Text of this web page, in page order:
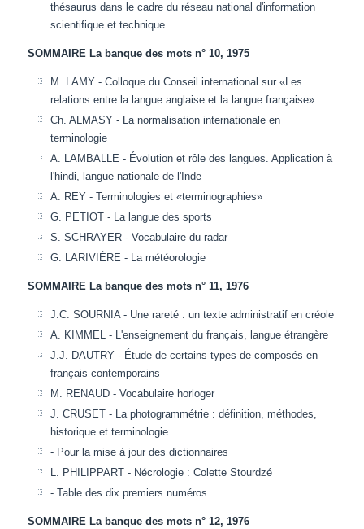
thésaurus dans le cadre du réseau national d'information
scientifique et technique
SOMMAIRE La banque des mots n° 10, 1975
M. LAMY - Colloque du Conseil international sur «Les
relations entre la langue anglaise et la langue française»
Ch. ALMASY - La normalisation internationale en
terminologie
A. LAMBALLE - Évolution et rôle des langues. Application à
l'hindi, langue nationale de l'Inde
A. REY - Terminologies et «terminographies»
G. PETIOT - La langue des sports
S. SCHRAYER - Vocabulaire du radar
G. LARIVIÈRE - La météorologie
SOMMAIRE La banque des mots n° 11, 1976
J.C. SOURNIA - Une rareté : un texte administratif en créole
A. KIMMEL - L'enseignement du français, langue étrangère
J.J. DAUTRY - Étude de certains types de composés en
français contemporains
M. RENAUD - Vocabulaire horloger
J. CRUSET - La photogrammétrie : définition, méthodes,
historique et terminologie
- Pour la mise à jour des dictionnaires
L. PHILIPPART - Nécrologie : Colette Stourdzé
- Table des dix premiers numéros
SOMMAIRE La banque des mots n° 12, 1976